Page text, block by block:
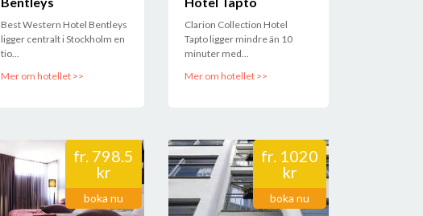
Best Western Hotel Bentleys
ligger centralt i Stockholm en
tio...
Mer om hotellet >>
fr. 798.5
kr
boka nu
Clarion Collection Hotel
Tapto ligger mindre än 10
minuter med...
Mer om hotellet >>
fr. 1020
kr
boka nu